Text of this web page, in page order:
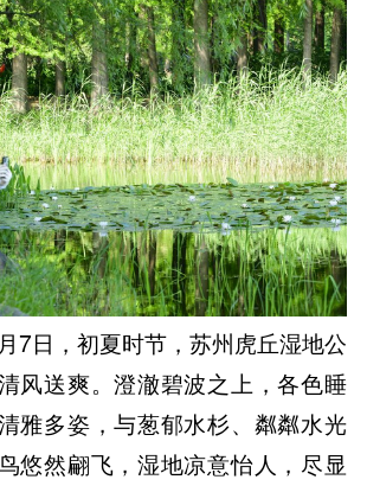
7日，初夏时节，苏州虎丘湿地公
风送爽。澄澈碧波之上，各色睡
雅多姿，与葱郁水杉、粼粼水光
悠然翩飞，湿地凉意怡人，尽显